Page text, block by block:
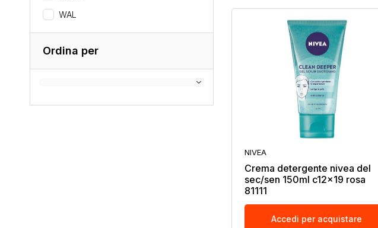
WAL
Ordina per
NIVEA
Crema detergente nivea del
sec/sen 150ml c12x19 rosa
81111
Accedi per acquistare